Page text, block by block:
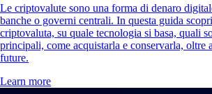
Le criptovalute sono una forma di denaro
banche o governi centrali. In questa guida
criptovaluta, su quale tecnologia si basa, quali
principali, come acquistarla e conservarla, oltre
future.
Learn more